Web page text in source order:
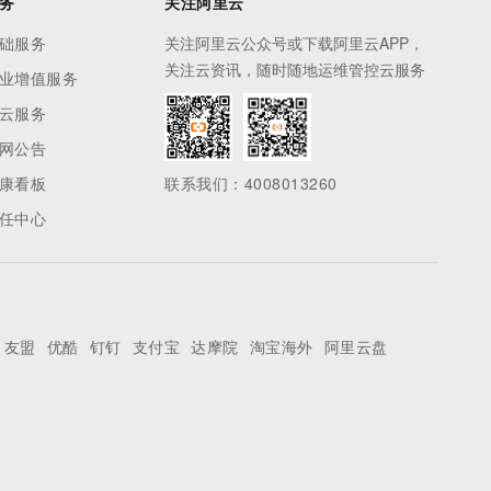
服务
增值服务
服务
公告
看板
中心
关注阿里云公众号或下载阿里云APP，
关注云资讯，随时随地运维管控云服务
联系我们：4008013260
友盟 优酷 钉钉 支付宝 达摩院 淘宝海外 阿里云盘